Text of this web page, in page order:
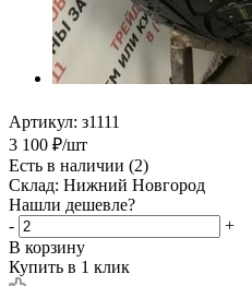
Артикул: з1111
3 100 ₽/шт
Есть в наличии (2)
Склад: Нижний Новгород
Нашли дешевле?
-
+
В корзину
Купить в 1 клик